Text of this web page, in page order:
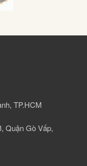
TP.HCM
Quận Gò Vấp,